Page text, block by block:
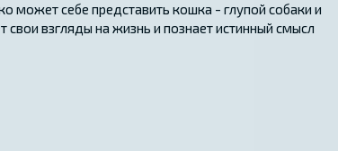
может себе представить кошка - глупой собаки и
взгляды на жизнь и познает истинный смысл